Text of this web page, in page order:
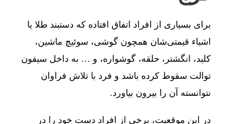
برای بسیاری از افراد اتفاق افتاده که دستبند طلا یا
اشیاء قیمتی‌شان همچون گوشی، سوئیچ ماشین،
کلید، انگشتر، حلقه، گوشواره، و … به داخل سیفون
توالت سقوط کرده باشد و فرد با تلاش فراوان
نتوانسته آن را بیرون بیاورد.
در این موقعیت، برخی از افراد دست خود را در